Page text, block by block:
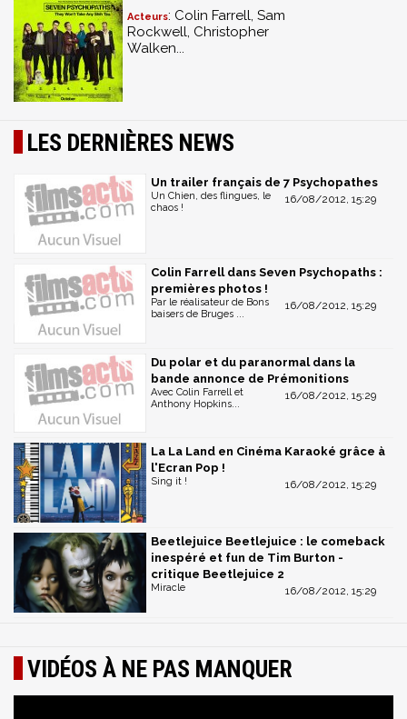
Acteurs: Colin Farrell, Sam
Rockwell, Christopher
Walken...
LES DERNIÈRES NEWS
Un trailer français de 7 Psychopathes
16/08/2012, 15:29
Un Chien, des flingues, le
chaos !
Colin Farrell dans Seven Psychopaths :
premières photos !
16/08/2012, 15:29
Par le réalisateur de Bons
baisers de Bruges ...
Du polar et du paranormal dans la
bande annonce de Prémonitions
16/08/2012, 15:29
Avec Colin Farrell et
Anthony Hopkins...
La La Land en Cinéma Karaoké grâce à
l'Ecran Pop !
16/08/2012, 15:29
Sing it !
Beetlejuice Beetlejuice : le comeback
inespéré et fun de Tim Burton -
critique Beetlejuice 2
16/08/2012, 15:29
Miracle
VIDÉOS À NE PAS MANQUER